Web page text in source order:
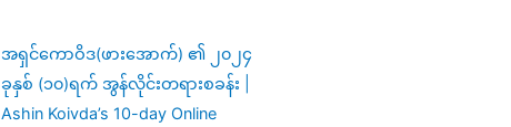
အရှင်ကောဝိဒ(ဖားအောက်) ၏ ၂၀၂၄
ခုနှစ် (၁၀)ရက် အွန်လိုင်းတရားစခန်း |
Ashin Koivda’s 10-day Online